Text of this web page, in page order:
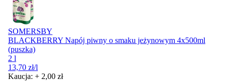
SOMERSBY
BLACKBERRY Napój piwny o smaku jeżynowym 4x500ml
(puszka)
2 l
13,70 zł/l
Kaucja: + 2,00 zł